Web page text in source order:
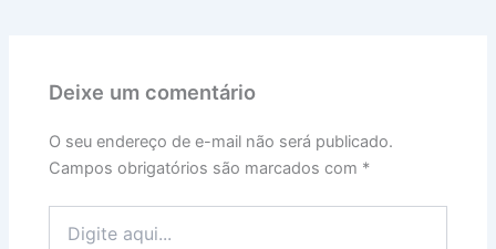
Deixe um comentário
O seu endereço de e-mail não será publicado.
Campos obrigatórios são marcados com *
aqui...